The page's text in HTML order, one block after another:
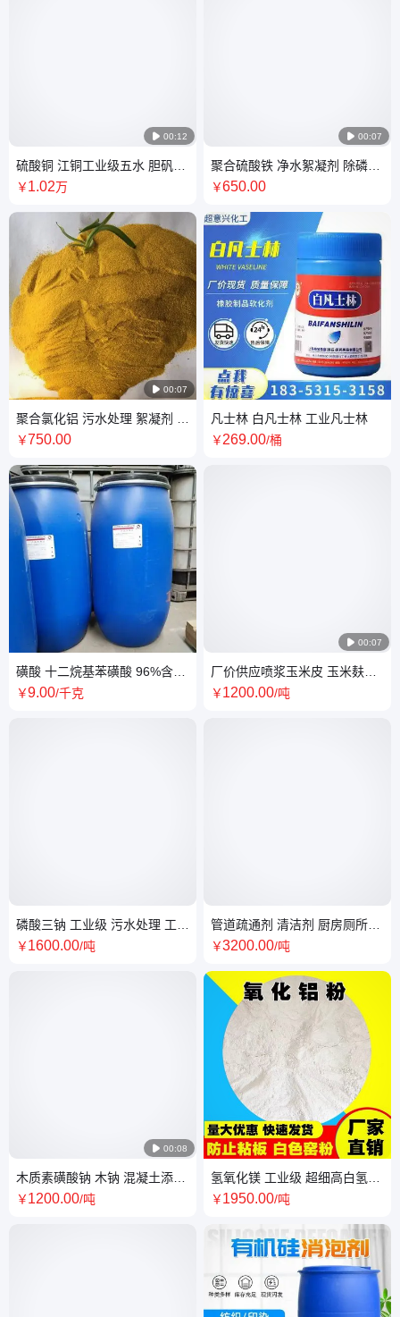
 00:12
硫酸铜 江铜工业级五水 胆矾
98%含量 水产养殖
￥1.02万
 00:07
聚合氯化铝 污水处理 絮凝剂 工
业级聚合氯化铝
￥750.00
磺酸 十二烷基苯磺酸 96%含量
洗涤原料 洗衣液洗洁精 表面活
￥9.00/千克
磷酸三钠 工业级 污水处理 工业
清洗剂 锅炉除垢剂
￥1600.00/吨
 00:08
木质素磺酸钠 木钠 混凝土添加
剂 工业减水剂 超意兴化工
￥1200.00/吨
 00:07
聚合硫酸铁 净水絮凝剂 除磷剂
污水处理 供应
￥650.00
凡士林 白凡士林 工业凡士林
￥269.00/桶
 00:07
厂价供应喷浆玉米皮 玉米麸皮
喷浆玉米纤维 粗蛋白
￥1200.00/吨
管道疏通剂 清洁剂 厨房厕所马
桶下水道除臭除味 疏通粉 去油
￥3200.00/吨
氢氧化镁 工业级 超细高白氢氧
化镁 阻燃剂 仿玉粉
￥1950.00/吨